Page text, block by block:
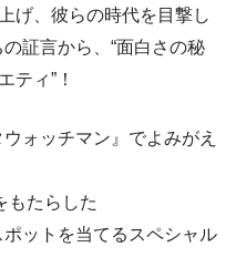
げ、彼らの時代を目撃し
証言から、“面白さの秘
ティ”！
ォッチマン』でよみがえ
もたらした
ットを当てるスペシャル